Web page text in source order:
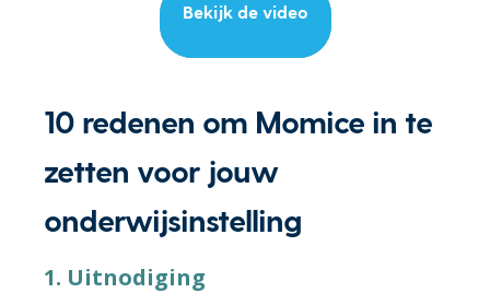
Bekijk de video
10 redenen om Momice in te
zetten voor jouw
onderwijsinstelling
1. Uitnodiging